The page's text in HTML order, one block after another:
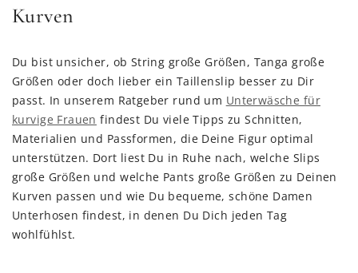
Kurven
Du bist unsicher, ob String große Größen, Tanga große
Größen oder doch lieber ein Taillenslip besser zu Dir
passt. In unserem Ratgeber rund um Unterwäsche für
kurvige Frauen findest Du viele Tipps zu Schnitten,
Materialien und Passformen, die Deine Figur optimal
unterstützen. Dort liest Du in Ruhe nach, welche Slips
große Größen und welche Pants große Größen zu Deinen
Kurven passen und wie Du bequeme, schöne Damen
Unterhosen findest, in denen Du Dich jeden Tag
wohlfühlst.